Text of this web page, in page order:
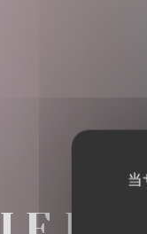
当